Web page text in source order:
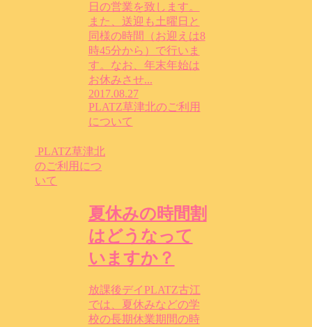
日の営業を致します。
また、送迎も土曜日と
同様の時間（お迎えは8
時45分から）で行いま
す。なお、年末年始は
お休みさせ...
2017.08.27
PLATZ草津北のご利用
について
PLATZ草津北
のご利用につ
いて
夏休みの時間割
はどうなって
いますか？
放課後デイPLATZ古江
では、夏休みなどの学
校の長期休業期間の時